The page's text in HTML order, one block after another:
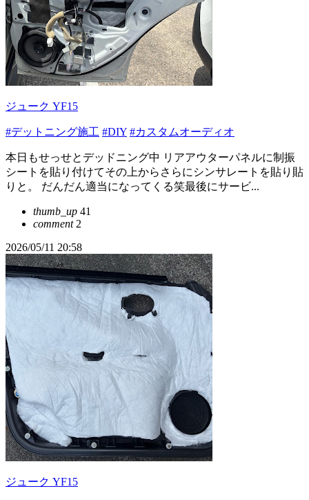
ジューク YF15
#デットニング施工 #DIY #カスタムオーディオ
本日もせっせとデッドニング中 リアアウターパネルに制振
シートを貼り付けてその上からさらにシンサレートを貼り貼
りと。 だんだん適当になってくる笑最後にサービ...
thumb_up 41
comment2
2026/05/11 20:58
ジューク YF15